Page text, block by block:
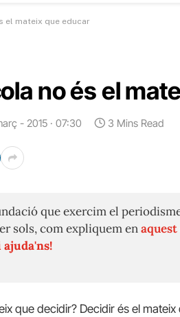
el mateix que educar
no és el
- 2015 · 07:30 3 Mins Read
que exercim el
sols, com expliquem en
que decidir? Decidir és el mateix